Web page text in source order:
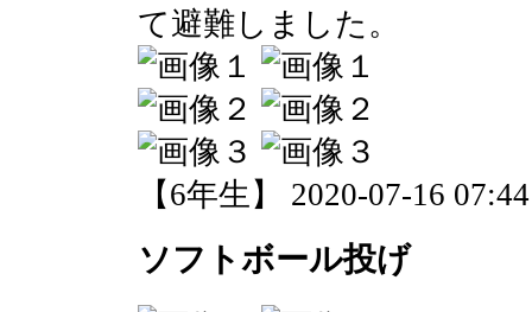
て避難しました。
【6年生】 2020-07-16
ソフトボール投げ